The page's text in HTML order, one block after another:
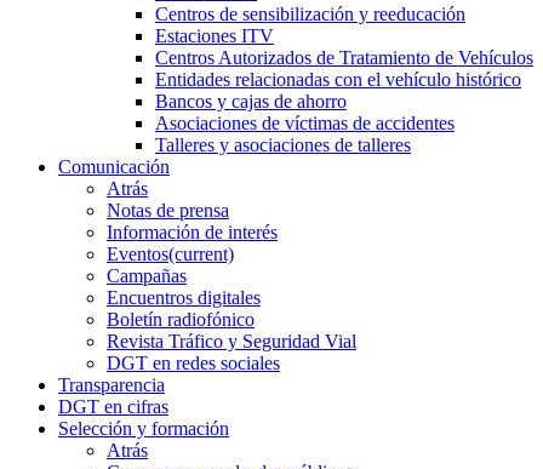
Centros de sensibilización y reeducación
Estaciones ITV
Centros Autorizados de Tratamiento de Vehículos
Entidades relacionadas con el vehículo histórico
Bancos y cajas de ahorro
Asociaciones de víctimas de accidentes
Talleres y asociaciones de talleres
Comunicación
Atrás
Notas de prensa
Información de interés
Eventos(current)
Campañas
Encuentros digitales
Boletín radiofónico
Revista Tráfico y Seguridad Vial
DGT en redes sociales
Transparencia
DGT en cifras
Selección y formación
Atrás